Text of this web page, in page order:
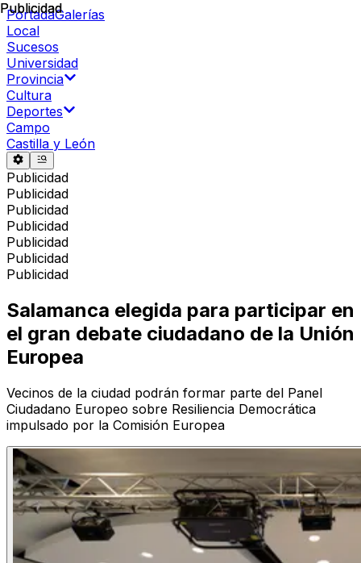
PortadaGalerías
Local
Sucesos
Universidad
Provincia
Cultura
Deportes
Campo
Castilla y León
Publicidad
Publicidad
Publicidad
Publicidad
Publicidad
Publicidad
Publicidad
Publicidad
Salamanca elegida para participar en
el gran debate ciudadano de la Unión
Europea
Vecinos de la ciudad podrán formar parte del Panel
Ciudadano Europeo sobre Resiliencia Democrática
impulsado por la Comisión Europea
Publicidad